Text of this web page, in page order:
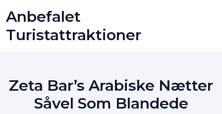
to
content
Anbefalet
Turistattraktioner
Zeta Bar’s Arabiske Nætter
Såvel Som Blandede